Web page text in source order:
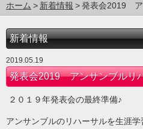
ホーム 新着情報 発表会2019 ア
新着情報
2019.05.19
発表会2019 アンサンブルリ
２０１９年発表会の最終準備♪
アンサンブルのリハーサルを生涯学